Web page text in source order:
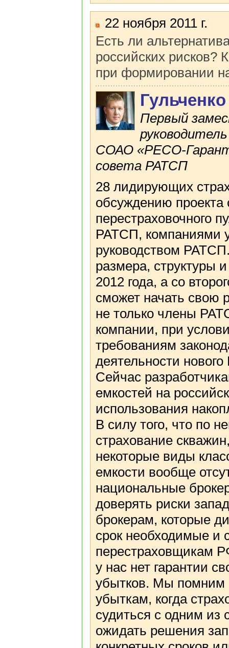
22 ноября 2011 г.
Есть ли
российских
при формировании
Первый
СОАО «РЕСО-
совета РАТСП
28 лидирующих
обсуждению проекта
перестраховочного
РАТСП, компаниями
руководством
размера, структуры
2012 года, а со
сможет начать свою
не только члены
компании, при
требованиям
деятельности
Сейчас
емкостей на
использования
В силу того, что по
страхование
некоторые виды
емкости вообще
национальные
доверять риски
брокерам, которые
срок необходимые и
перестраховщикам
у нас нет гарантии
убытков. Мы помним
убыткам, когда
судиться с одним из
ожидать решения